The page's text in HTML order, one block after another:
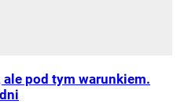
ale pod tym warunkiem.